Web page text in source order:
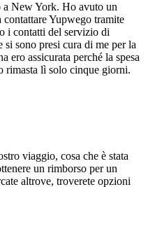
a New York. Ho avuto un
Yupwego tramite
i contatti del servizio di
si sono presi cura di me per la
ero assicurata perché la spesa
rimasta lì solo cinque giorni.
viaggio, cosa che è stata
un rimborso per un
altrove, troverete opzioni